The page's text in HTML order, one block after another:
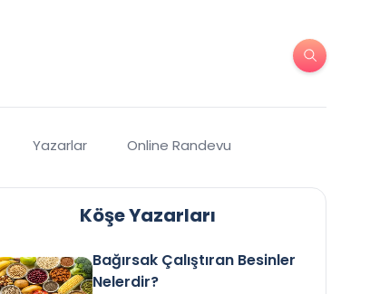
Yazarlar Online Randevu
Köşe Yazarları
Bağırsak Çalıştıran Besinler
Nelerdir?